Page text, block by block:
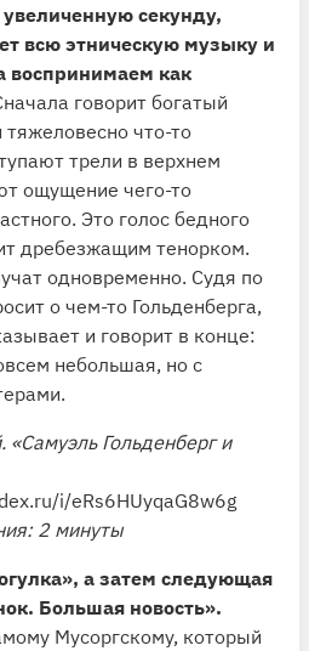
секунду,
всю этническую музыку и
воспринимаем как
говорит богатый
что-то
трели в верхнем
ощущение чего-то
Это голос бедного
дребезжащим тенорком.
одновременно. Судя по
о чем-то Гольденберга,
и говорит в конце:
небольшая, но с
Гольденберг и
i/eRs6HUyqaG8w6g
2 минуты
а затем следующая
Большая новость».
Мусоргскому, который